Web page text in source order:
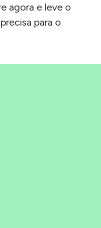
agora e leve o
para o